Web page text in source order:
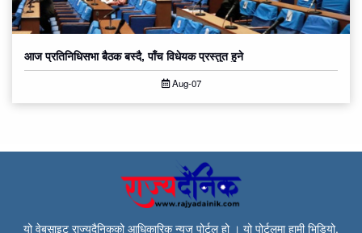
आज प्रतिनिधिसभा बैठक बस्दै, पाँच विधेयक प्रस्तुत हुने
Aug-07
यो वेबसाइट राज्यदैनिकको आधिकारिक न्युज पोर्टल हो । यो पोर्टलमा हामी भिडियो,